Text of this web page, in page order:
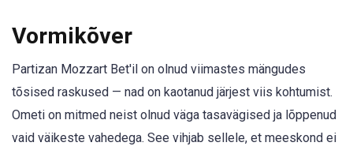
Vormikõver
Partizan Mozzart Bet'il on olnud viimastes mängudes
tõsised raskused — nad on kaotanud järjest viis kohtumist.
Ometi on mitmed neist olnud väga tasavägised ja lõppenud
vaid väikeste vahedega. See vihjab sellele, et meeskond ei